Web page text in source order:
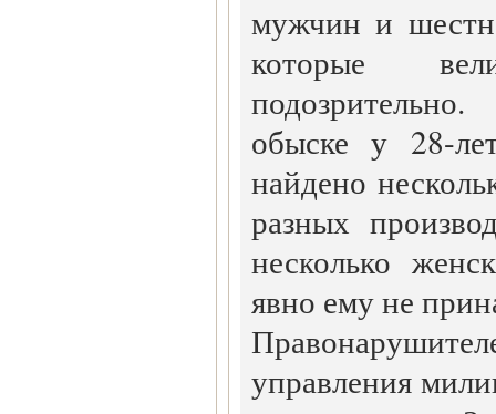
мужчин и
которые
обыске у 28-
найдено
разных
несколько
явно ему не
управления